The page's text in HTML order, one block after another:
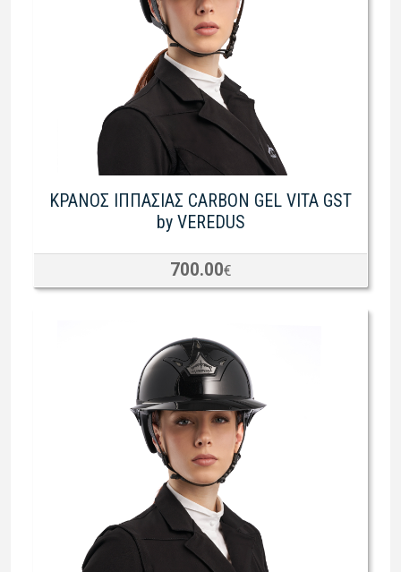
ΚΡΑΝΟΣ ΙΠΠΑΣΙΑΣ CARBON GEL VITA GST
by VEREDUS
700.00€